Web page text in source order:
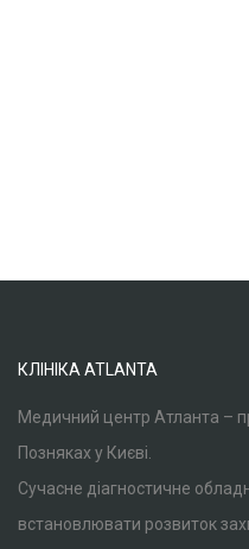
КЛІНІКА ATLANTA
Медичний центр Атланта –
Позняках у Києві.
Сучасне діагностичне
встановлювати розвиток